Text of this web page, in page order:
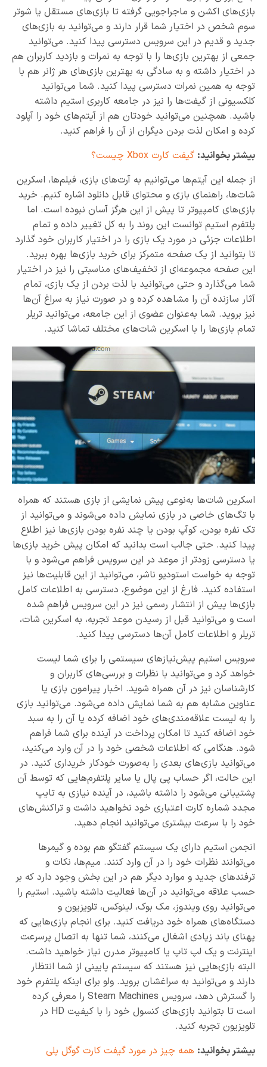
بازی‌های اکشن و ماجراجویی گرفته تا بازی‌های مستقل یا شوتر
سوم شخص در اختیار شما قرار دارند و می‌توانید به بازی‌های
جدید و قدیم در این سرویس دسترسی پیدا کنید. می‌توانید
جمعی از بهترین بازی‌ها را با توجه به نمرات و بازدید کاربران هم
در اختیار داشته و به سادگی به بهترین بازی‌های هر ژانر هم با
توجه به همین نمرات دسترسی پیدا کنید. شما می‌توانید
کلکسیونی از گیفت‌ها را نیز در جامعه کاربری استیم داشته
باشید. همچنین می‌توانید خودتان هم از آیتم‌های خود را آپلود
کرده و امکان لذت بردن دیگران از آن را فراهم کنید.
بیشتر بخوانید: گیفت کارت Xbox چیست؟
از جمله این آیتم‌ها می‌توانیم به آرت‌های بازی، فیلم‌ها، اسکرین
شات‌ها، راهنمای بازی و محتوای قابل دانلود اشاره کنیم. خرید
بازی‌های کامپیوتر تا پیش از این هرگز آسان نبوده است. اما
پلتفرم استیم توانست این روند را به کل تغییر داده و تمام
اطلاعات جزئی در مورد یک بازی را در اختیار کاربران خود گذارد
تا بتوانید از یک صفحه متمرکز برای خرید بازی‌ها بهره ببرید.
این صفحه مجموعه‌ای از تخفیف‌های مناسبتی را نیز در اختیار
شما می‌گذارد و حتی می‌توانید با لذت بردن از یک بازی، تمام
آثار سازنده آن را مشاهده کرده و در صورت نیاز به سراغ آن‌ها
نیز بروید. شما به‌عنوان عضوی از این جامعه، می‌توانید تریلر
تمام بازی‌ها را با اسکرین‌ شات‌های مختلف تماشا کنید.
اسکرین شات‌ها به‌نوعی پیش نمایشی از بازی هستند که همراه
با تگ‌های خاصی در بازی نمایش داده می‌شوند و می‌توانید از
تک نفره بودن، کوآپ بودن یا چند نفره بودن بازی‌ها نیز اطلاع
پیدا کنید. حتی جالب است بدانید که امکان پیش خرید بازی‌ها
یا دسترسی زودتر از موعد در این سرویس فراهم می‌شود و با
توجه به خواست استودیو ناشر، می‌توانید از این قابلیت‌ها نیز
استفاده کنید. فارغ از این موضوع، دسترسی به اطلاعات کامل
بازی‌ها پیش از انتشار رسمی نیز در این سرویس فراهم شده
است و می‌توانید قبل از رسیدن موعد تجربه، به اسکرین شات،
تریلر و اطلاعات کامل آن‌ها دسترسی پیدا کنید.
سرویس استیم پیش‌نیازهای سیستمی را برای شما لیست
خواهد کرد و می‌توانید با نظرات و بررسی‌های کاربران و
کارشناسان نیز در آن همراه شوید. اخبار پیرامون بازی یا
عناوین مشابه هم به شما نمایش داده می‌شود. می‌توانید بازی
را به لیست علاقه‌مندی‌های خود اضافه کرده یا آن را به سبد
خود اضافه کنید تا امکان پرداخت در آینده برای شما فراهم
شود. هنگامی که اطلاعات شخصی خود را در آن وارد می‌کنید،
می‌توانید بازی‌های بعدی را به‌صورت خودکار خریداری کنید. در
این حالت، اگر حساب پی پال یا سایر پلتفرم‌هایی که توسط آن
پشتیبانی می‌شود را داشته باشید، در آینده نیازی به تایپ
مجدد شماره کارت اعتباری خود نخواهید داشت و تراکنش‌های
خود را با سرعت بیشتری می‌توانید انجام دهید.
انجمن استیم دارای یک سیستم گفتگو هم بوده و گیمرها
می‌توانند نظرات خود را در آن وارد کنند. میم‌ها، نکات و
ترفندهای جدید و موارد دیگر هم در این بخش وجود دارد که بر
حسب علاقه‌ می‌توانید در آن‌ها فعالیت داشته باشید. استیم را
می‌توانید روی ویندوز، مک بوک، لینوکس، تلویزیون و
دستگاه‌های همراه خود دریافت کنید. برای انجام بازی‌هایی که
پهنای باند زیادی اشغال می‌کنند، شما تنها به اتصال پرسرعت
اینترنت و یک لپ تاپ یا کامپیوتر مدرن نیاز خواهید داشت.
البته بازی‌هایی نیز هستند که سیستم پایینی از شما انتظار
دارند و می‌توانید به سراغشان بروید. ولو برای اینکه پلتفرم خود
را گسترش دهد، سرویس Steam Machines را معرفی کرده
است تا بتوانید بازی‌های کنسول خود را با کیفیت HD در
تلویزیون تجربه کنید.
بیشتر بخوانید: همه چیز در مورد گیفت کارت گوگل پلی